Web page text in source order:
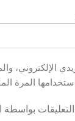
الإلكتروني،
المرة
بواسطة